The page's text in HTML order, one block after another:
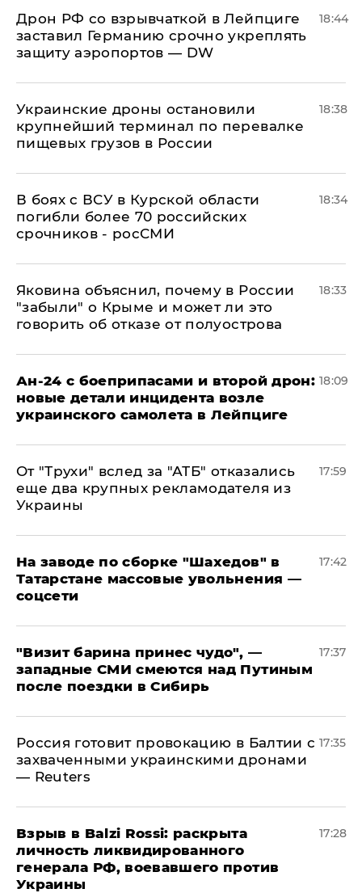
​Дрон РФ со взрывчаткой в Лейпциге
заставил Германию срочно укреплять
защиту аэропортов — DW
18:44
Украинские дроны остановили
крупнейший терминал по перевалке
пищевых грузов в России
18:38
В боях с ВСУ в Курской области
погибли более 70 российских
срочников - росСМИ
18:34
Яковина объяснил, почему в России
"забыли" о Крыме и может ли это
говорить об отказе от полуострова
18:33
Ан-24 с боеприпасами и второй дрон:
новые детали инцидента возле
украинского самолета в Лейпциге
18:09
От "Трухи" вслед за "АТБ" отказались
еще два крупных рекламодателя из
Украины
17:59
На заводе по сборке "Шахедов" в
Татарстане массовые увольнения —
соцсети
17:42
"Визит барина принес чудо", —
западные СМИ смеются над Путиным
после поездки в Сибирь
17:37
​Россия готовит провокацию в Балтии с
захваченными украинскими дронами
— Reuters
17:35
​Взрыв в Balzi Rossi: раскрыта
личность ликвидированного
генерала РФ, воевавшего против
Украины
17:28